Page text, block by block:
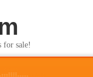
for sale!